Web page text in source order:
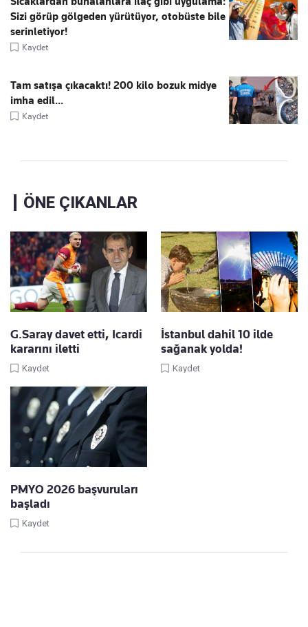
Sizi görüp gölgeden yürütüyor, otobüste bile
serinletiyor!
Kaydet
Tam satışa çıkacaktı! 200 kilo bozuk midye
imha edil...
Kaydet
ÖNE ÇIKANLAR
G.Saray davet etti, Icardi
kararını iletti
Kaydet
İstanbul dahil 10 ilde
sağanak yolda!
Kaydet
PMYO 2026 başvuruları
başladı
Kaydet